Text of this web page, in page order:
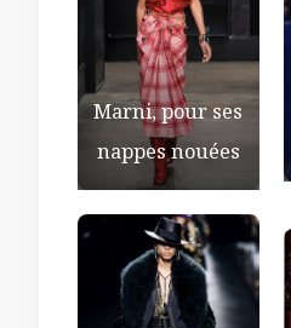
Marni, pour ses
nappes nouées